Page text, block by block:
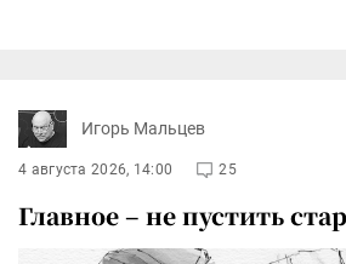
Игорь Мальцев
4 августа 2026, 14:00 25
Главное – не пустить